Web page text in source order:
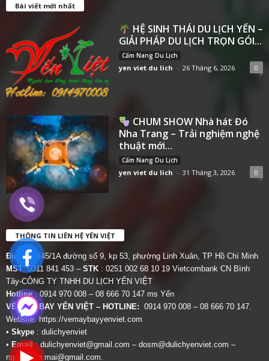
Bài viết mới nhất
HỆ SINH THÁI DU LỊCH YẾN –
GIẢI PHÁP DU LỊCH TRỌN GÓI...
Cẩm Nang Du Lịch
yen viet du lich - 26 Tháng 6, 2026 0
CHUM SHOW Nhà hát Đó
Nha Trang – Trải nghiệm nghệ
thuật mới...
Cẩm Nang Du Lịch
yen viet du lich - 31 Tháng 3, 2026 0
THÔNG TIN LIÊN HỆ YẾN VIỆT
Địa chỉ:
145/1A đường số 9, kp 53, phường Linh Xuân, TP Hồ Chí Minh
MST: 0311 841 453 – STK : 0251 002 68 10 19 Vietcombank CN Bình
Tây-CÔNG TY TNHH DU LỊCH YẾN VIỆT
Hotline: 0914 970 008 – 08 666 70 147 ms Yến
VÉ MÁY BAY YẾN VIỆT – HOTLINE: 0914 970 008 – 08 666 70 147.
Website:https://vemaybayyenviet.com
• Skype : dulichyenviet
• Email:dulichyenviet@gmail.com – dosm@dulichyenviet.com –
ngan.phan.mai@gmail.com